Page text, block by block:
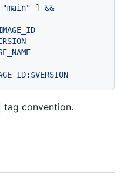
"main" ] &&
tag convention.